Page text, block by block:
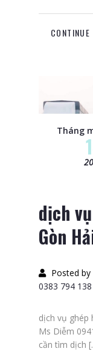
CONTINUE
Tháng
dịch
Gòn
Posted
0383 794 138
dịch vụ ghép
Ms Diễm
cần tìm dịch